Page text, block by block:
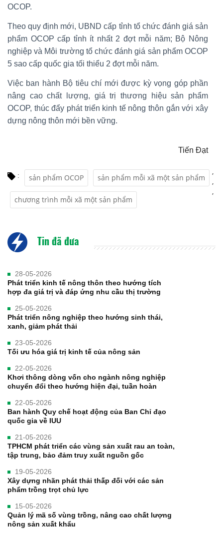
OCOP.
Theo quy định mới, UBND cấp tỉnh tổ chức đánh giá sản
phẩm OCOP cấp tỉnh ít nhất 2 đợt mỗi năm; Bộ Nông
nghiệp và Môi trường tổ chức đánh giá sản phẩm OCOP
5 sao cấp quốc gia tối thiểu 2 đợt mỗi năm.
Việc ban hành Bộ tiêu chí mới được kỳ vọng góp phần
nâng cao chất lượng, giá trị thương hiệu sản phẩm
OCOP, thúc đẩy phát triển kinh tế nông thôn gắn với xây
dựng nông thôn mới bền vững.
Tiến Đạt
: sản phẩm OCOP
,
sản phẩm mỗi xã một sản phẩm
,
chương trình mỗi xã một sản phẩm
,
Tin đã đưa
28-05-2026
Phát triển kinh tế nông thôn theo hướng tích
hợp đa giá trị và đáp ứng nhu cầu thị trường
25-05-2026
Phát triển nông nghiệp theo hướng sinh thái,
xanh, giảm phát thải
23-05-2026
Tối ưu hóa giá trị kinh tế của nông sản
22-05-2026
Khơi thông dòng vốn cho ngành nông nghiệp
chuyển đổi theo hướng hiện đại, tuần hoàn
22-05-2026
Ban hành Quy chế hoạt động của Ban Chỉ đạo
quốc gia về IUU
21-05-2026
TPHCM phát triển các vùng sản xuất rau an toàn,
tập trung, bảo đảm truy xuất nguồn gốc
19-05-2026
Xây dựng nhãn phát thải thấp đối với các sản
phẩm trồng trọt chủ lực
15-05-2026
Quản lý mã số vùng trồng, nâng cao chất lượng
nông sản xuất khẩu